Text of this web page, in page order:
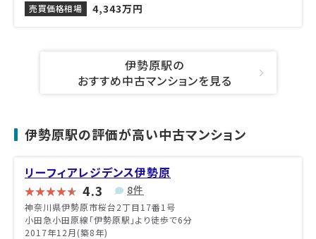
売買価格相場
4,343万円
伊勢原駅の
おすすめ中古マンションを見る
伊勢原駅の評価が高い中古マンション
リーフィアレジデンス伊勢原
4.3 8件
神奈川県伊勢原市桜台2丁目17番1号
小田急小田原線「伊勢原駅」より徒歩で6分
2017年12月(築8年)